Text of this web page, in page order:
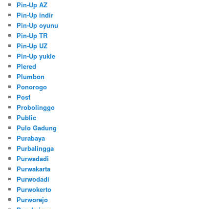
Pin-Up AZ
Pin-Up indir
Pin-Up oyunu
Pin-Up TR
Pin-Up UZ
Pin-Up yukle
Plered
Plumbon
Ponorogo
Post
Probolinggo
Public
Pulo Gadung
Purabaya
Purbalingga
Purwadadi
Purwakarta
Purwodadi
Purwokerto
Purworejo